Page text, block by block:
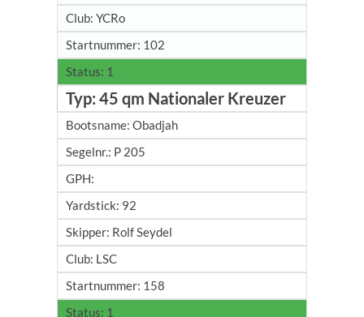
YCRo
102
1
45 qm Nationaler Kreuzer
Obadjah
P 205
92
Rolf Seydel
LSC
158
1